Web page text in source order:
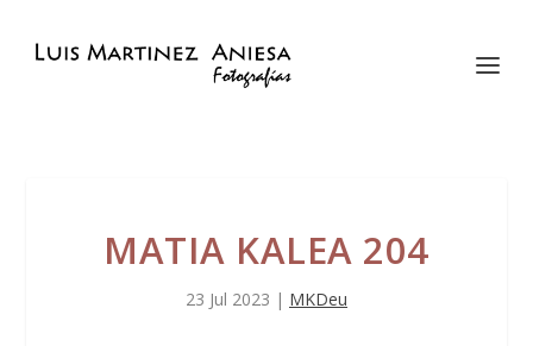
MATIA KALEA 204
23 Jul 2023 | MKDeu